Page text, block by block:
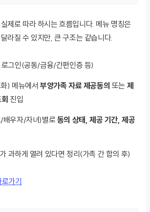
제로 따라 하시는 흐름입니다. 메뉴 명칭은
라질 수 있지만, 큰 구조는 같습니다.
그인(공동/금융/간편인증 등)
) 메뉴에서 부양가족 자료 제공동의 또는 제
진입
배우자/자녀)별로동의 상태, 제공 기간, 제공
과하게 열려 있다면 정리(가족 간 합의 후)
가기